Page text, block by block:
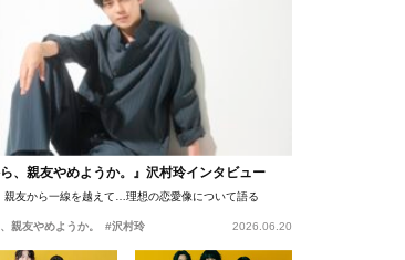
ら、親友やめようか。』沢村玲インタビュー
親友から一線を越えて…理想の恋愛像について語る
親友やめようか。 #沢村玲 2026.06.20